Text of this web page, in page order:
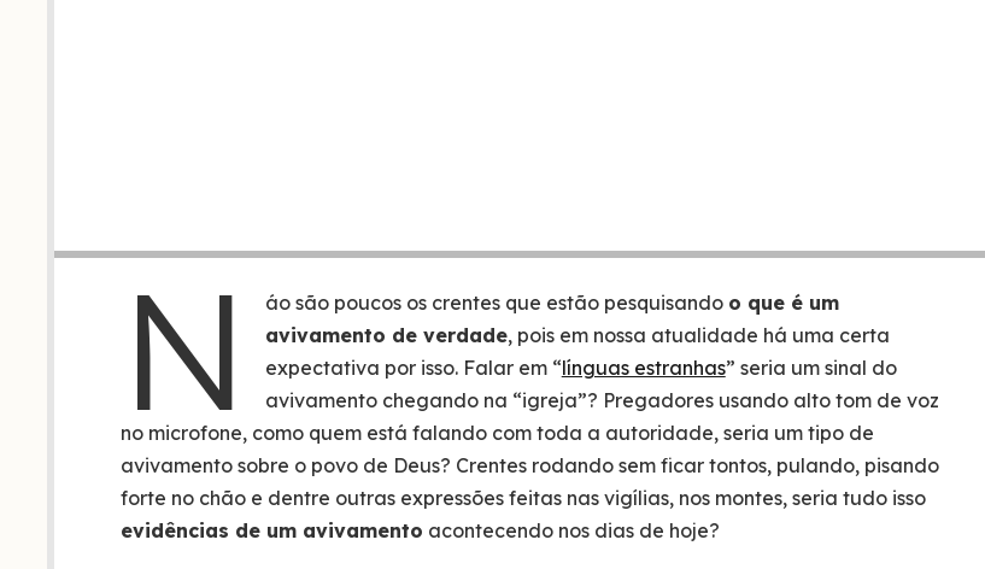
N áo são poucos os crentes que estão pesquisando o que é um
avivamento de verdade, pois em nossa atualidade há uma certa
expectativa por isso. Falar em “línguas estranhas” seria um sinal do
avivamento chegando na “igreja”? Pregadores usando alto tom de voz
no microfone, como quem está falando com toda a autoridade, seria um tipo de
avivamento sobre o povo de Deus? Crentes rodando sem ficar tontos, pulando, pisando
forte no chão e dentre outras expressões feitas nas vigílias, nos montes, seria tudo isso
evidências de um avivamento acontecendo nos dias de hoje?